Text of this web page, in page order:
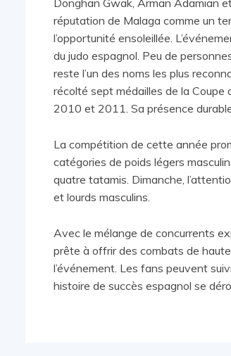
Donghan Gwak, Arman Adamian
réputation de Malaga comme un
l’opportunité ensoleillée.
du judo espagnol. Peu de
reste l’un des noms les plus
récolté sept médailles de la Coupe
2010 et 2011. Sa présence
La compétition de cette année
catégories de poids légers
quatre tatamis. Dimanche,
et lourds masculins.
Avec le mélange de concurrents
prête à offrir des combats de
l’événement. Les fans peuvent
histoire de succès espagnol se